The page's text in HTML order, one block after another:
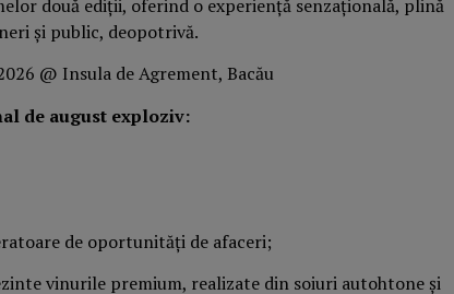
două ediții, oferind o experiență senzațională, plină
și public, deopotrivă.
de august exploziv:
de oportunități de afaceri;
vinurile premium, realizate din soiuri autohtone și